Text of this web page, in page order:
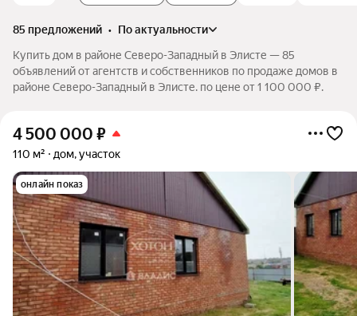
85 предложений •
по актуальности
Купить дом в районе Северо-Западный в Элисте — 85
объявлений от агентств и собственников по продаже домов в
районе Северо-Западный в Элисте. по цене от 1 100 000 ₽.
4 500 000 ₽
110 м² дом, участок
онлайн показ